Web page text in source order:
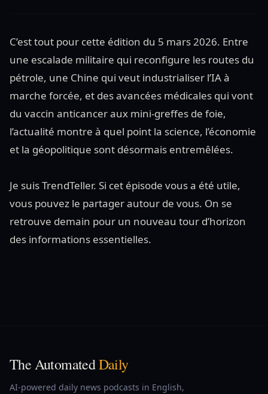
C’est tout pour cette édition du 5 mars 2026. Entre
une escalade militaire qui reconfigure les routes du
pétrole, une Chine qui veut industrialiser l’IA à
marche forcée, et des avancées médicales qui vont
du vaccin anticancer aux mini-greffes de foie,
l’actualité montre à quel point la science, l’économie
et la géopolitique sont désormais entremêlées.
Je suis TrendTeller. Si cet épisode vous a été utile,
vous pouvez le partager autour de vous. On se
retrouve demain pour un nouveau tour d’horizon
des informations essentielles.
The AutomatedDaily
AI-powered daily news podcasts in English,